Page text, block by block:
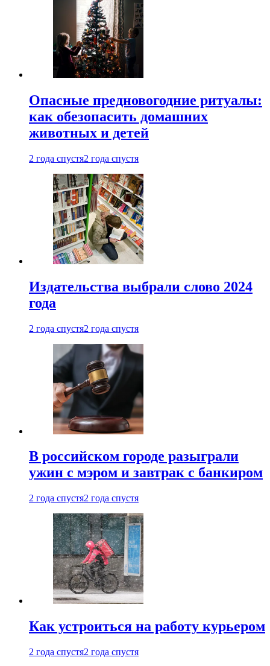
Опасные предновогодние ритуалы:
как обезопасить домашних
животных и детей
2 года спустя2 года спустя
Издательства выбрали слово 2024
года
2 года спустя2 года спустя
В российском городе разыграли
ужин с мэром и завтрак с банкиром
2 года спустя2 года спустя
Как устроиться на работу курьером
2 года спустя2 года спустя